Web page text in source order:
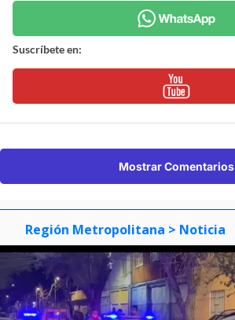
Suscríbete en:
Mostrar Comentarios
Región Metropolitana > Noticia